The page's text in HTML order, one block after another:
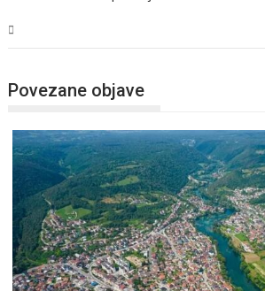
Povezane objave